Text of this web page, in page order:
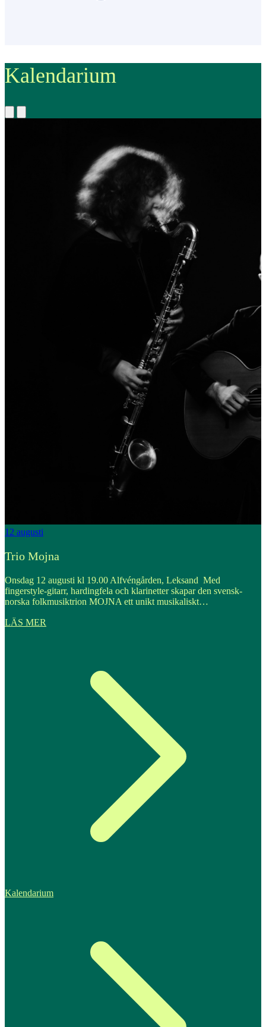
Kalendarium
12 augusti
Trio Mojna
Onsdag 12 augusti kl 19.00 Alfvéngården, Leksand Med
fingerstyle-gitarr, hardingfela och klarinetter skapar den svensk-
norska folkmusiktrion MOJNA ett unikt musikaliskt…
LÄS MER
Kalendarium